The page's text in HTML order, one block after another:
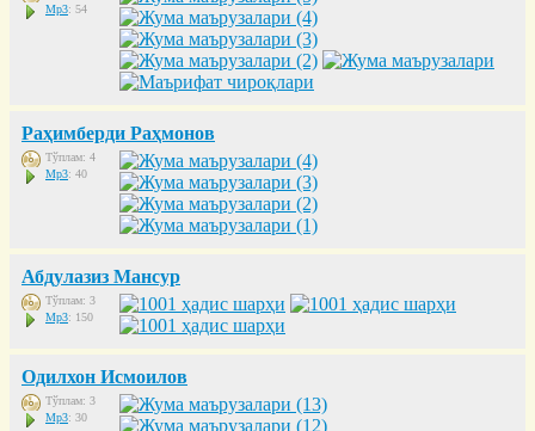
Mp3: 54
Раҳимберди Раҳмонов
Тўплам: 4
Mp3: 40
Абдулазиз Мансур
Тўплам: 3
Mp3: 150
Одилхон Исмоилов
Тўплам: 3
Mp3: 30